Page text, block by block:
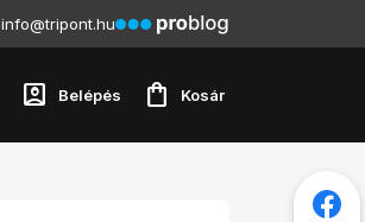
info@tripont.hu
account_box Belépés shopping_bag Kosár